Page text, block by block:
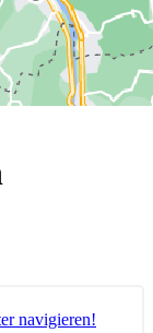
navigieren!